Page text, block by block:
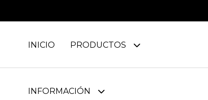
INICIO PRODUCTOS
INFORMACIÓN